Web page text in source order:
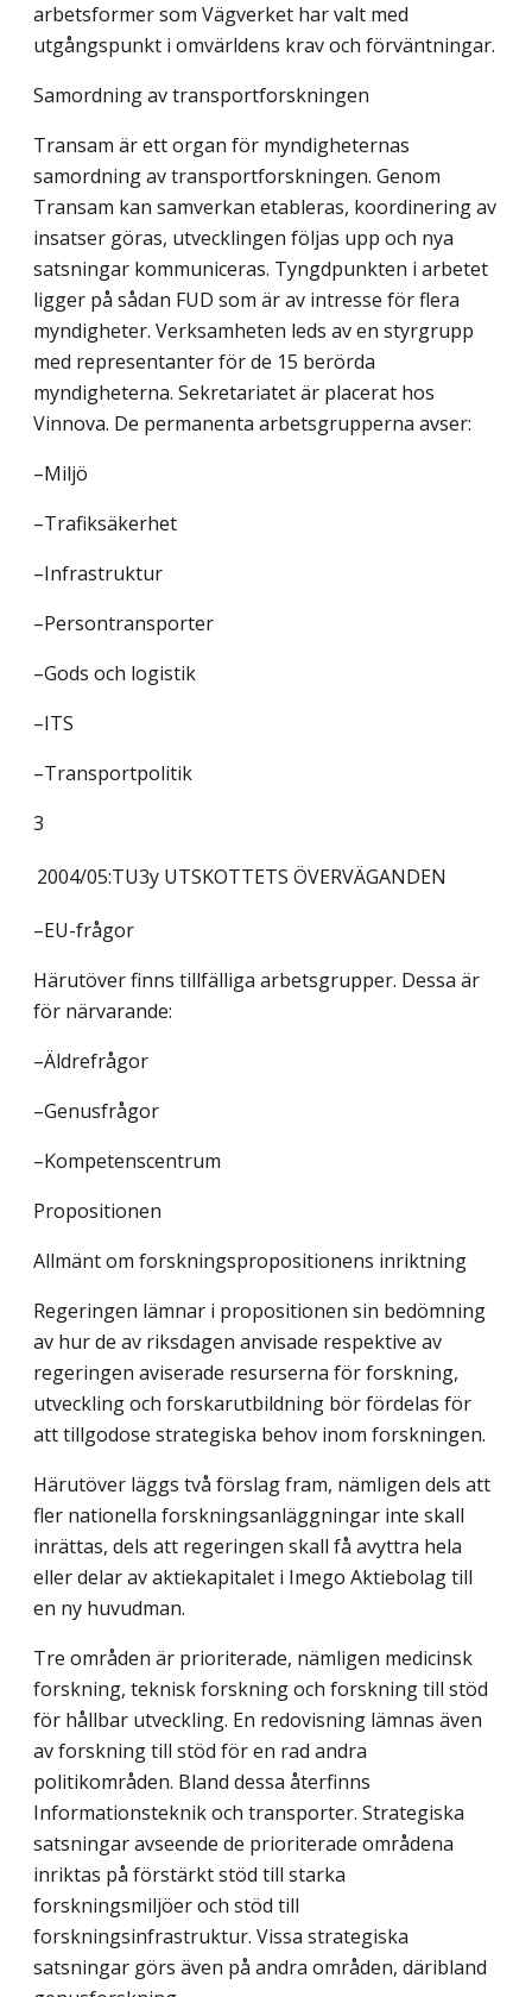
arbetsformer som Vägverket har valt med
utgångspunkt i omvärldens krav och förväntningar.
Samordning av transportforskningen
Transam är ett organ för myndigheternas
samordning av transportforskningen. Genom
Transam kan samverkan etableras, koordinering av
insatser göras, utvecklingen följas upp och nya
satsningar kommuniceras. Tyngdpunkten i arbetet
ligger på sådan FUD som är av intresse för flera
myndigheter. Verksamheten leds av en styrgrupp
med representanter för de 15 berörda
myndigheterna. Sekretariatet är placerat hos
Vinnova. De permanenta arbetsgrupperna avser:
–Miljö
–Trafiksäkerhet
–Infrastruktur
–Persontransporter
–Gods och logistik
–ITS
–Transportpolitik
3
2004/05:TU3y UTSKOTTETS ÖVERVÄGANDEN
–EU-frågor
Härutöver finns tillfälliga arbetsgrupper. Dessa är
för närvarande:
–Äldrefrågor
–Genusfrågor
–Kompetenscentrum
Propositionen
Allmänt om forskningspropositionens inriktning
Regeringen lämnar i propositionen sin bedömning
av hur de av riksdagen anvisade respektive av
regeringen aviserade resurserna för forskning,
utveckling och forskarutbildning bör fördelas för
att tillgodose strategiska behov inom forskningen.
Härutöver läggs två förslag fram, nämligen dels att
fler nationella forskningsanläggningar inte skall
inrättas, dels att regeringen skall få avyttra hela
eller delar av aktiekapitalet i Imego Aktiebolag till
en ny huvudman.
Tre områden är prioriterade, nämligen medicinsk
forskning, teknisk forskning och forskning till stöd
för hållbar utveckling. En redovisning lämnas även
av forskning till stöd för en rad andra
politikområden. Bland dessa återfinns
Informationsteknik och transporter. Strategiska
satsningar avseende de prioriterade områdena
inriktas på förstärkt stöd till starka
forskningsmiljöer och stöd till
forskningsinfrastruktur. Vissa strategiska
satsningar görs även på andra områden, däribland